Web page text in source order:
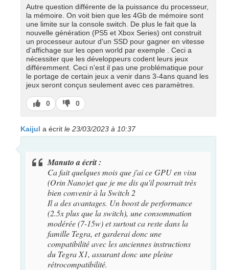
Autre question différente de la puissance du processeur,
la mémoire. On voit bien que les 4Gb de mémoire sont
une limite sur la console switch. De plus le fait que la
nouvelle génération (PS5 et Xbox Series) ont construit
un processeur autour d'un SSD pour gagner en vitesse
d'affichage sur les open world par exemple . Ceci a
nécessiter que les développeurs codent leurs jeux
différemment. Ceci n'est il pas une problématique pour
le portage de certain jeux a venir dans 3-4ans quand les
jeux seront conçus seulement avec ces paramètres.
J’aime
0
J’aime
pas
0
Kaijul a écrit le 23/03/2023 à 10:37
Manuto a écrit :
Ca fait quelques mois que j'ai ce GPU en visu
(Orin Nano)et que je me dis qu'il pourrait très
bien convenir à la Switch 2
Il a des avantages. Un boost de performance
(2.5x plus que la switch), une consommation
modérée (7-15w) et surtout ca reste dans la
famille Tegra, et garderai donc une
compatibilité avec les anciennes instructions
du Tegra X1, assurant donc une pleine
rétrocompatibilité.